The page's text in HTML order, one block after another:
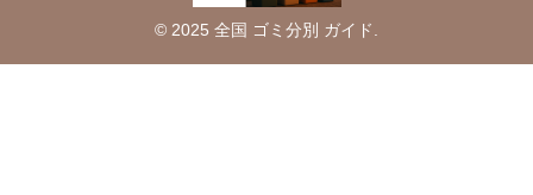
© 2025 全国 ゴミ分別 ガイド.